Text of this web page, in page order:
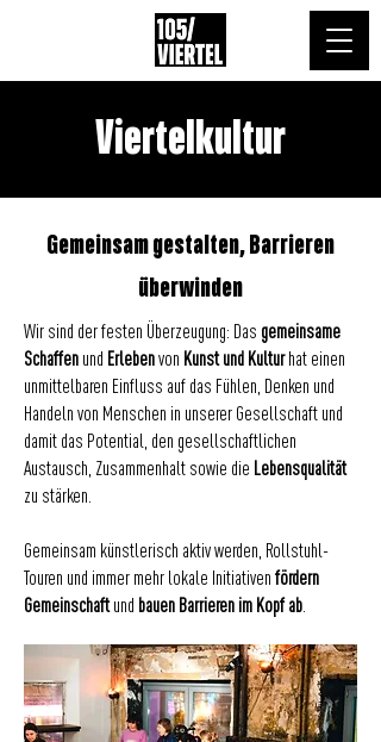
Viertelkultur
Gemeinsam gestalten, Barrieren
überwinden
Wir sind der festen Überzeugung: Das gemeinsame
Schaffen und Erlebenvon Kunst und Kulturhat einen
unmittelbaren Einfluss auf das Fühlen, Denken und
Handeln von Menschen in unserer Gesellschaft und
damit das Potential, den gesellschaftlichen
Austausch, Zusammenhalt sowie die Lebensqualität
zu stärken.
Gemeinsam künstlerisch aktiv werden, Rollstuhl-
Touren und immer mehr lokale Initiativen fördern
Gemeinschaftund bauen Barrieren im Kopf ab.